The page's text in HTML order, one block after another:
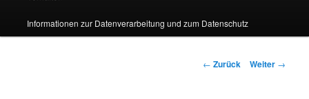
Informationen zur Datenverarbeitung und zum Datenschutz
Beitragsnavigation
← Zurück Weiter →